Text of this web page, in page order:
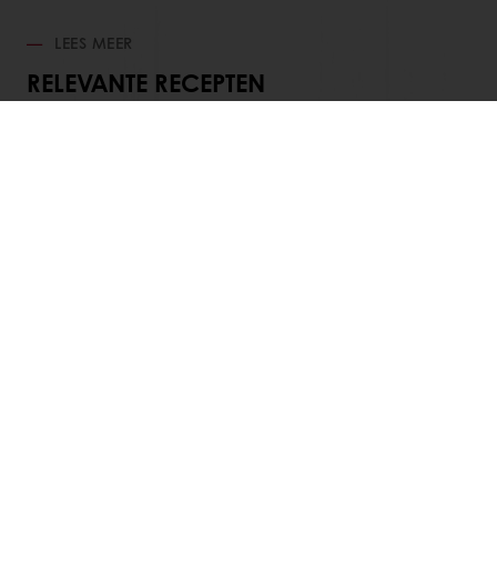
LEES MEER
RELEVANTE RECEPTEN